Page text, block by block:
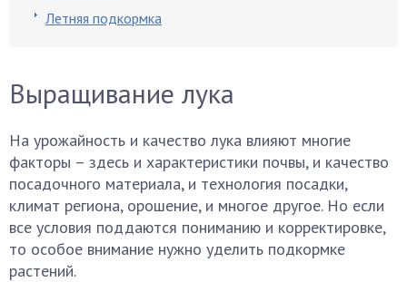
Летняя подкормка
Выращивание лука
На урожайность и качество лука влияют многие
факторы – здесь и характеристики почвы, и качество
посадочного материала, и технология посадки,
климат региона, орошение, и многое другое. Но если
все условия поддаются пониманию и корректировке,
то особое внимание нужно уделить подкормке
растений.